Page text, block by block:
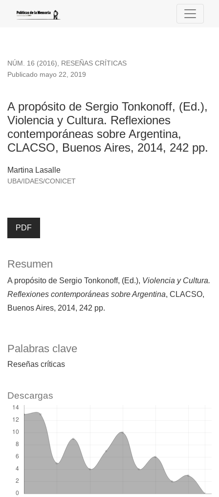
A propósito de Sergio Tonkonoff, (Ed.), Violencia y
NÚM. 16 (2016), RESEÑAS CRÍTICAS
A propósito de Sergio Tonkonoff, (Ed.),
Violencia y Cultura. Reflexiones
contemporáneas sobre Argentina,
CLACSO, Buenos Aires, 2014, 242 pp.
Publicado mayo 22, 2019
Martina Lasalle
UBA/IDAES/CONICET
PDF
Palabras clave
Reseñas críticas
Resumen
A propósito de Sergio Tonkonoff, (Ed.), Violencia y Cultura.
Reflexiones contemporáneas sobre Argentina, CLACSO,
Buenos Aires, 2014, 242 pp.
Descargas